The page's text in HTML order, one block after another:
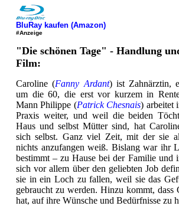
BluRay kaufen (Amazon)
#Anzeige
"Die schönen Tage" - Handlung
Film:
Caroline (Fanny Ardant) ist Zahnärztin,
um die 60, die erst vor kurzem in
Mann Philippe (Patrick Chesnais) arbeitet
Praxis weiter, und weil die beiden
Haus und selbst Mütter sind, hat
sich selbst. Ganz viel Zeit, mit der sie
nichts anzufangen weiß. Bislang war ihr
bestimmt – zu Hause bei der Familie und
sich vor allem über den geliebten Job
sie in ein Loch zu fallen, weil sie das
gebraucht zu werden. Hinzu kommt, dass
hat, auf ihre Wünsche und Bedürfnisse zu